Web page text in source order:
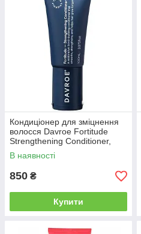
Кондиціонер для зміцнення
волосся Davroe Fortitude
Strengthening Conditioner,
100 мл (3492)
В наявності
850 ₴
Купити